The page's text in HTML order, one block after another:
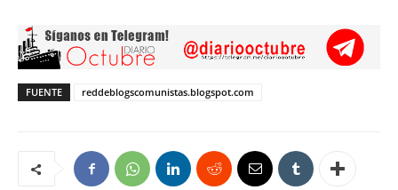
FUENTE reddeblogscomunistas.blogspot.com